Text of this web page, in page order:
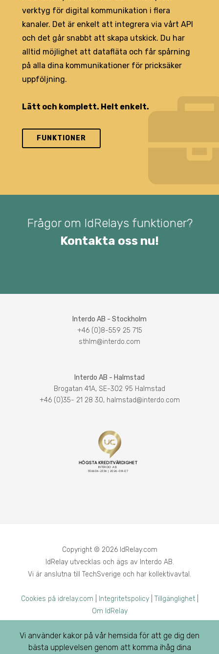
verktyg för digital kommunikation i flera
kanaler. Det är enkelt att integrera via vårt API
och det går snabbt att skapa utskick. Du har
alltid möjlighet att datafläta och får spårning
på alla dina kommunikationer för pricksäker
uppföljning.
Lätt och komplett. Helt enkelt.
FUNKTIONER
Frågor om IdRelays funktioner?
Kontakta oss nu!
Interdo AB - Stockholm
+46 (0)8-559 25 715
sthlm@interdo.com
Interdo AB - Halmstad
Brogatan 41A, SE-302 95 Halmstad
+46 (0)35- 21 28 30, halmstad@interdo.com
Copyright © 2026 IdRelay.com
IdRelay utvecklas och ägs av Interdo AB.
Vi är anslutna till TechSverige och har kollektivavtal.
Cookies på idrelay.com Integritetspolicy| Tillgänglighet|
Om IdRelay
Vi använder kakor på vår hemsida för att ge dig den
bästa upplevelsen genom att komma ihåg dina